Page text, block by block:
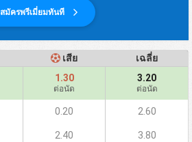
สมัครพรีเมี่ยมทันที
เสีย เฉลี่ย
1.30
ต่อนัด
3.20
ต่อนัด
0.20 2.60
2.40 3.80